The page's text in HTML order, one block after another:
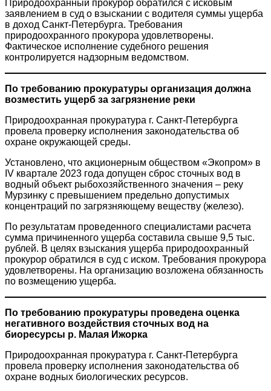
Природоохранный прокурор обратился с исковым
заявлением в суд о взыскании с водителя суммы ущерба
в доход Санкт-Петербурга. Требования
природоохранного прокурора удовлетворены.
Фактическое исполнение судебного решения
контролируется надзорным ведомством.
По требованию прокуратуры организация должна
возместить ущерб за загрязнение реки
Природоохранная прокуратура г. Санкт-Петербурга
провела проверку исполнения законодательства об
охране окружающей среды.
Установлено, что акционерным обществом «Экопром» в
IV квартале 2023 года допущен сброс сточных вод в
водный объект рыбохозяйственного значения – реку
Мурзинку с превышением предельно допустимых
концентраций по загрязняющему веществу (железо).
По результатам проведенного специалистами расчета
сумма причиненного ущерба составила свыше 9,5 тыс.
рублей. В целях взыскания ущерба природоохранный
прокурор обратился в суд с иском. Требования прокурора
удовлетворены. На организацию возложена обязанность
по возмещению ущерба.
По требованию прокуратуры проведена оценка
негативного воздействия сточных вод на
биоресурсы р. Малая Ижорка
Природоохранная прокуратура г. Санкт-Петербурга
провела проверку исполнения законодательства об
охране водных биологических ресурсов.